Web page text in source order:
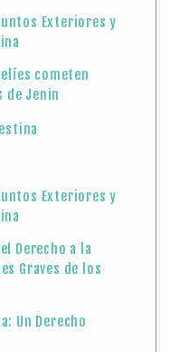
Exteriores y
cometen
de Jenin
Exteriores y
Derecho a la
Graves de los
Un Derecho